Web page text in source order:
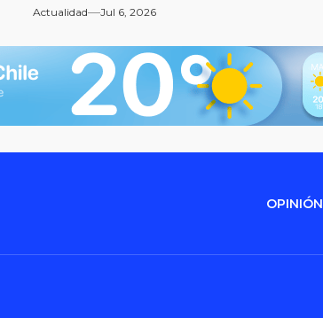
Actualidad Jul 6, 2026
OPINIÓN